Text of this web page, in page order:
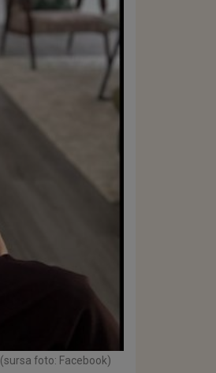
(sursa foto: Facebook)